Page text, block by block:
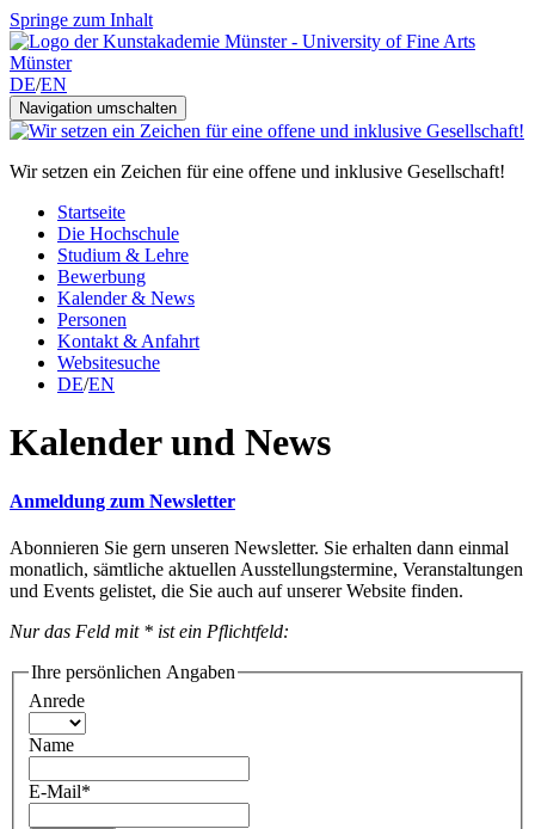
Springe zum Inhalt
DE/EN
Navigation umschalten
Wir setzen ein Zeichen für eine offene und inklusive Gesellschaft!
Startseite
Die Hochschule
Studium & Lehre
Bewerbung
Kalender & News
Personen
Kontakt & Anfahrt
Websitesuche
DE/EN
Kalender und News
Anmeldung zum Newsletter
Abonnieren Sie gern unseren Newsletter. Sie erhalten dann einmal
monatlich, sämtliche aktuellen Ausstellungstermine, Veranstaltungen
und Events gelistet, die Sie auch auf unserer Website finden.
Nur das Feld mit * ist ein Pflichtfeld:
Ihre persönlichen Angaben
Anrede
Name
E-Mail*